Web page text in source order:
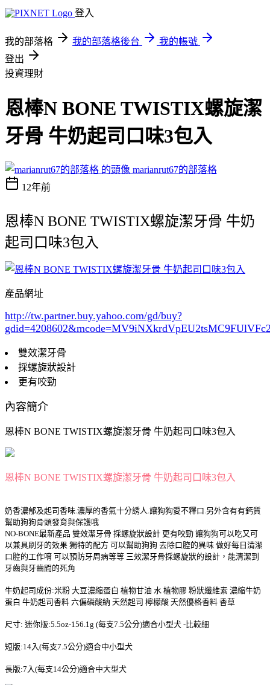
登入
我的部落格 我的部落格後台
我的帳號
登出
投資理財
恩棒N BONE TWISTIX螺旋潔
牙骨 牛奶起司口味3包入
marianrut67的部落格
12年前
恩棒N BONE TWISTIX螺旋潔牙骨 牛奶
起司口味3包入
產品網址
http://tw.partner.buy.yahoo.com/gd/buy?
gdid=4208602
雙效潔牙骨
採螺旋狀設計
更有咬勁
內容簡介
恩棒N BONE TWISTIX螺旋潔牙骨 牛奶起司口味3包入
恩棒N BONE TWISTIX螺旋潔牙骨 牛奶起司口味3包入
奶香濃郁及起司香味.濃厚的香氣十分誘人.讓狗狗愛不釋口.另外含有有鈣質
幫助狗狗骨頭發育與保護哦
NO-BONE最新產品 雙效潔牙骨 採螺旋狀設計 更有咬勁 讓狗狗可以吃又可
以兼具刷牙的效果 獨特的配方 可以幫助狗狗 去除口腔的異味 做好每日清潔
口腔的工作唷 可以預防牙周病等等 三效潔牙骨採螺旋狀的設計，能清潔到
牙齒與牙齒間的死角
牛奶起司成份:米粉 大豆濃縮蛋白 植物甘油 水 植物膠 粉狀纖維素 濃縮牛奶
蛋白 牛奶起司香料 六偏磷酸納 天然起司 檸檬酸 天然優格香料 香草
尺寸: 迷你版:5.5oz-156.1g (每支7.5公分)適合小型犬 -比較細
短版:14入(每支7.5公分)適合中小型犬
長版:7入(每支14公分)適合中大型犬